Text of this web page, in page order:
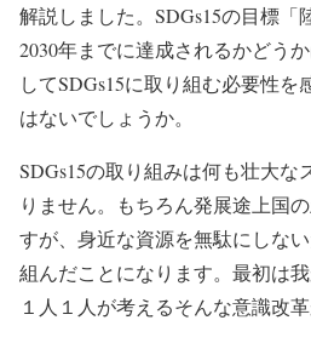
解説しました。SDGs15の目標「
2030年までに達成されるかどう
してSDGs15に取り組む必要性
はないでしょうか。
SDGs15の取り組みは何も壮大な
りません。もちろん発展途上国
すが、身近な資源を無駄にしな
組んだことになります。最初は
１人１人が考えるそんな意識改